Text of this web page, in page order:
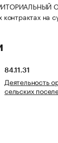
контрактах на
84.11.31
Деятельность
сельских